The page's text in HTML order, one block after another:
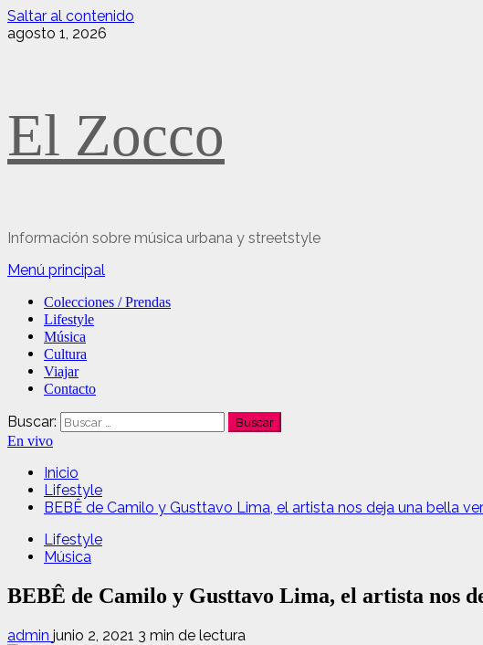
Saltar al contenido
agosto 1, 2026
El Zocco
Información sobre música urbana y streetstyle
Menú principal
Colecciones / Prendas
Lifestyle
Música
Cultura
Viajar
Contacto
Buscar:
En vivo
Inicio
Lifestyle
BEBÊ de Camilo y Gusttavo Lima, el artista nos deja una bella
Lifestyle
Música
BEBÊ de Camilo y Gusttavo Lima, el artista nos
admin junio 2, 2021 3 min de lectura